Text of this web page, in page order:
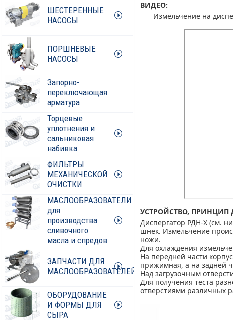
ШЕСТЕРЕННЫЕ
НАСОСЫ
ПОРШНЕВЫЕ
НАСОСЫ
Запорно-
переключающая
арматура
Торцевые
уплотнения и
сальниковая
набивка
ФИЛЬТРЫ
МЕХАНИЧЕСКОЙ
ОЧИСТКИ
МАСЛООБРАЗОВАТЕЛИ
для
производства
сливочного
масла и спредов
ЗАПЧАСТИ ДЛЯ
МАСЛООБРАЗОВАТЕЛЕЙ
ОБОРУДОВАНИЕ
И ФОРМЫ ДЛЯ
СЫРА
ВИДЕО:
Измельчение на
УСТРОЙСТВО, ПРИНЦИП
Диспергатор РДН-Х (см.
шнек. Измельчение
ножи.
Для охлаждения
На передней части
прижимная, а на задней
Над загрузочным
Для получения теста
отверстиями различных